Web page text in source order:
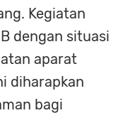
Kegiatan
dengan situasi
aparat
diharapkan
bagi